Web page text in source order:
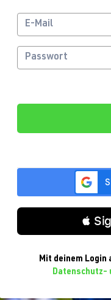

Mit deinem Login
Datenschutz-